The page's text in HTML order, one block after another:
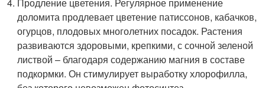
доломита продлевает цветение патиссонов, кабачков,
огурцов, плодовых многолетних посадок. Растения
развиваются здоровыми, крепкими, с сочной зеленой
листвой – благодаря содержанию магния в составе
подкормки. Он стимулирует выработку хлорофилла,